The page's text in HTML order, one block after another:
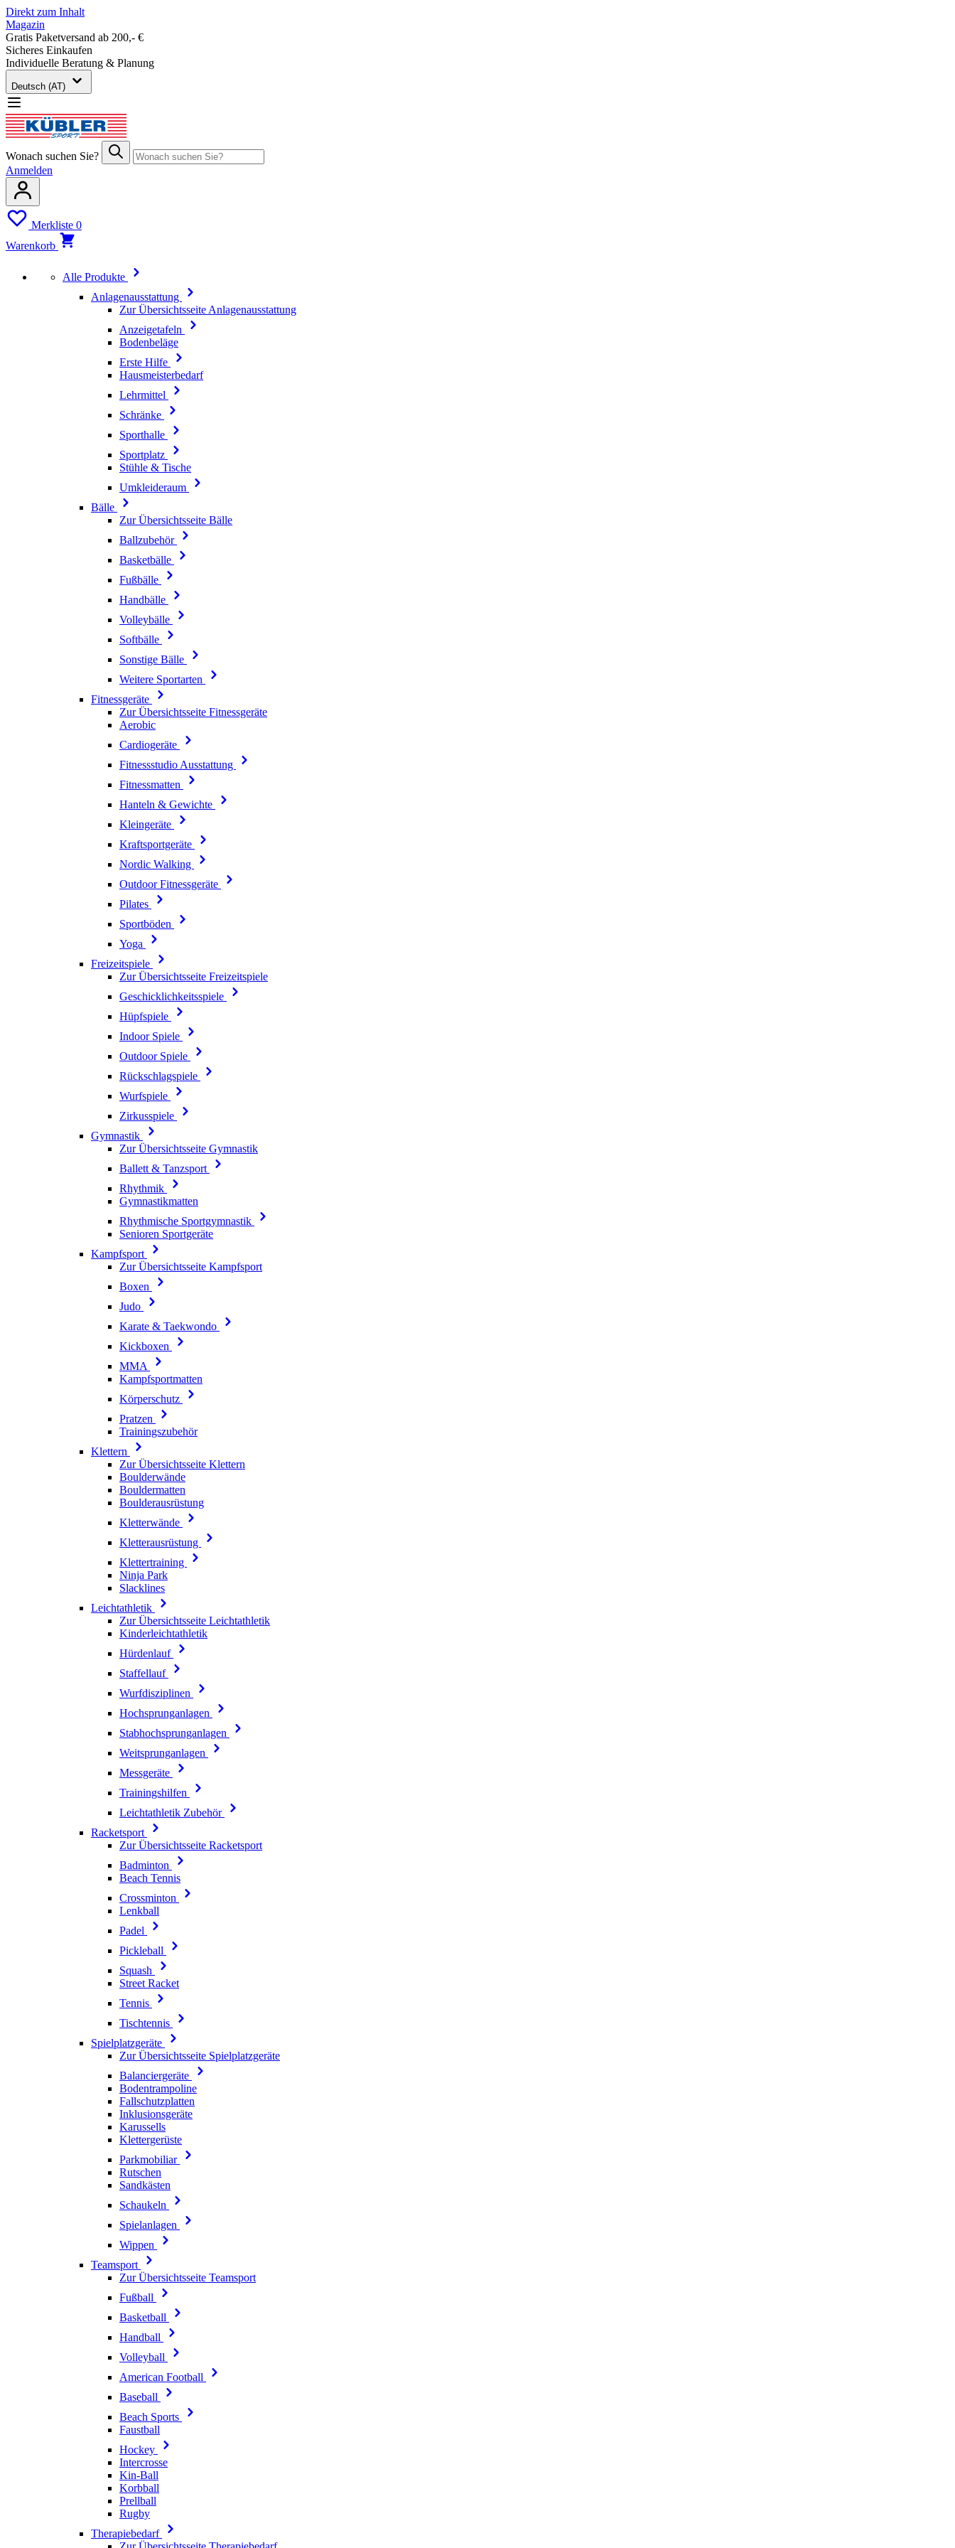
Direkt zum Inhalt
Magazin
Gratis Paketversand ab 200,- €
Sicheres Einkaufen
Individuelle Beratung & Planung
Deutsch (AT)
Wonach suchen Sie?
Anmelden
Merkliste 0
Warenkorb
Alle Produkte
Anlagenausstattung
Zur Übersichtsseite Anlagenausstattung
Anzeigetafeln
Bodenbeläge
Erste Hilfe
Hausmeisterbedarf
Lehrmittel
Schränke
Sporthalle
Sportplatz
Stühle & Tische
Umkleideraum
Bälle
Zur Übersichtsseite Bälle
Ballzubehör
Basketbälle
Fußbälle
Handbälle
Volleybälle
Softbälle
Sonstige Bälle
Weitere Sportarten
Fitnessgeräte
Zur Übersichtsseite Fitnessgeräte
Aerobic
Cardiogeräte
Fitnessstudio Ausstattung
Fitnessmatten
Hanteln & Gewichte
Kleingeräte
Kraftsportgeräte
Nordic Walking
Outdoor Fitnessgeräte
Pilates
Sportböden
Yoga
Freizeitspiele
Zur Übersichtsseite Freizeitspiele
Geschicklichkeitsspiele
Hüpfspiele
Indoor Spiele
Outdoor Spiele
Rückschlagspiele
Wurfspiele
Zirkusspiele
Gymnastik
Zur Übersichtsseite Gymnastik
Ballett & Tanzsport
Rhythmik
Gymnastikmatten
Rhythmische Sportgymnastik
Senioren Sportgeräte
Kampfsport
Zur Übersichtsseite Kampfsport
Boxen
Judo
Karate & Taekwondo
Kickboxen
MMA
Kampfsportmatten
Körperschutz
Pratzen
Trainingszubehör
Klettern
Zur Übersichtsseite Klettern
Boulderwände
Bouldermatten
Boulderausrüstung
Kletterwände
Kletterausrüstung
Klettertraining
Ninja Park
Slacklines
Leichtathletik
Zur Übersichtsseite Leichtathletik
Kinderleichtathletik
Hürdenlauf
Staffellauf
Wurfdisziplinen
Hochsprunganlagen
Stabhochsprunganlagen
Weitsprunganlagen
Messgeräte
Trainingshilfen
Leichtathletik Zubehör
Racketsport
Zur Übersichtsseite Racketsport
Badminton
Beach Tennis
Crossminton
Lenkball
Padel
Pickleball
Squash
Street Racket
Tennis
Tischtennis
Spielplatzgeräte
Zur Übersichtsseite Spielplatzgeräte
Balanciergeräte
Bodentrampoline
Fallschutzplatten
Inklusionsgeräte
Karussells
Klettergerüste
Parkmobiliar
Rutschen
Sandkästen
Schaukeln
Spielanlagen
Wippen
Teamsport
Zur Übersichtsseite Teamsport
Fußball
Basketball
Handball
Volleyball
American Football
Baseball
Beach Sports
Faustball
Hockey
Intercrosse
Kin-Ball
Korbball
Prellball
Rugby
Therapiebedarf